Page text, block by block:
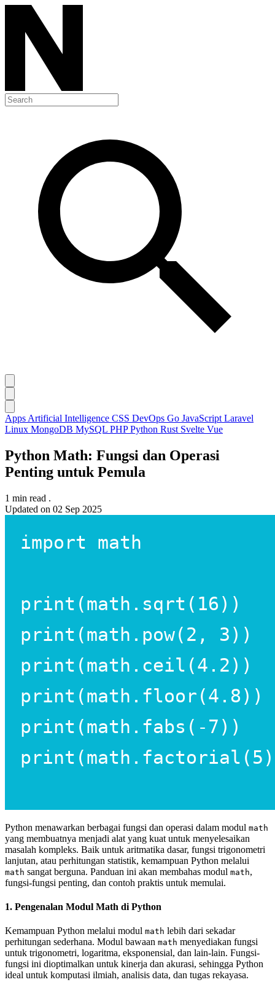
Apps Artificial Intelligence CSS DevOps Go JavaScript Laravel
Linux MongoDB MySQL PHPPython Rust Svelte Vue
Python Math: Fungsi dan Operasi
Penting untuk Pemula
1 min read .
Updated on 02 Sep 2025
Python menawarkan berbagai fungsi dan operasi dalam modul math
yang membuatnya menjadi alat yang kuat untuk menyelesaikan
masalah kompleks. Baik untuk aritmatika dasar, fungsi trigonometri
lanjutan, atau perhitungan statistik, kemampuan Python melalui
math sangat berguna. Panduan ini akan membahas modul math,
fungsi-fungsi penting, dan contoh praktis untuk memulai.
1. Pengenalan Modul Math di Python
Kemampuan Python melalui modul math lebih dari sekadar
perhitungan sederhana. Modul bawaan math menyediakan fungsi
untuk trigonometri, logaritma, eksponensial, dan lain-lain. Fungsi-
fungsi ini dioptimalkan untuk kinerja dan akurasi, sehingga Python
ideal untuk komputasi ilmiah, analisis data, dan tugas rekayasa.